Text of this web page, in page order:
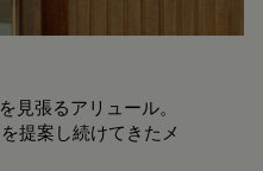
見張るアリュール。
提案し続けてきたメ